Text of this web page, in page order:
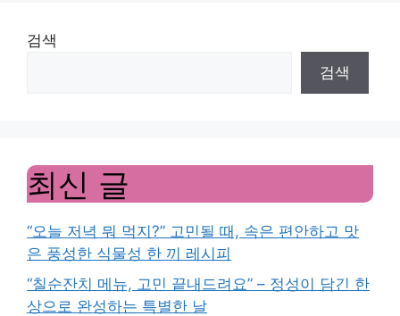
검색
검색
최신 글
“오늘 저녁 뭐 먹지?” 고민될 때, 속은 편안하고 맛
은 풍성한 식물성 한 끼 레시피
“칠순잔치 메뉴, 고민 끝내드려요” – 정성이 담긴 한
상으로 완성하는 특별한 날